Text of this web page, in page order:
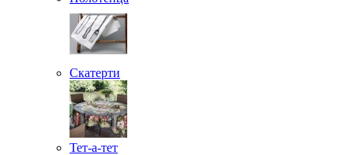
Скатерти
Тет-а-тет